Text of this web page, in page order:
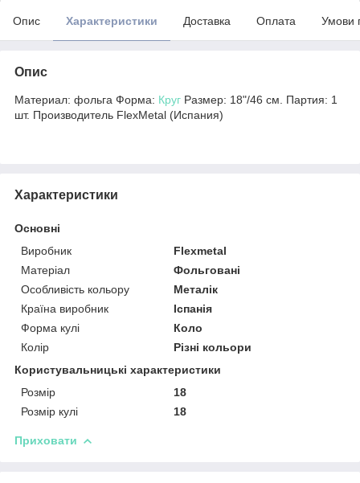
Опис Характеристики Доставка Оплата Умови
Опис
Материал: фольга Форма: Круг Размер: 18"/46 см. Партия: 1
шт. Производитель FlexMetal (Испания)
Характеристики
Основні
Виробник
Flexmetal
Матеріал
Фольговані
Особливість кольору
Металік
Країна виробник
Іспанія
Форма кулі
Коло
Колір
Різні кольори
Користувальницькі характеристики
Розмір
18
Розмір кулі
18
Приховати